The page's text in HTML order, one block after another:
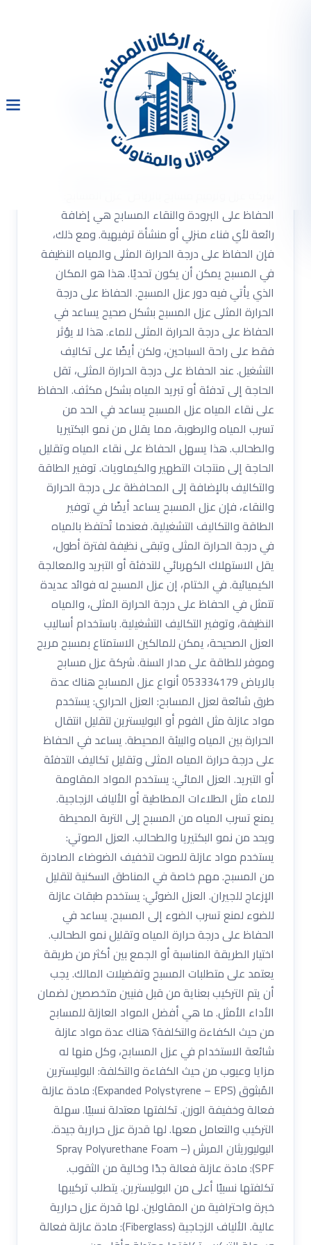
شركة عزل وترميم مسابح
بالرياض 0533334179 مع
الضمان
الحفاظ على البرودة والنقاء المسابح هي إضافة
رائعة لأي فناء منزلي أو منشأة ترفيهية. ومع ذلك،
فإن الحفاظ على درجة الحرارة المثلى والمياه النظيفة
في المسبح يمكن أن يكون تحديًا. هذا هو المكان
الذي يأتي فيه دور عزل المسبح. الحفاظ على درجة
الحرارة المثلى عزل المسبح بشكل صحيح يساعد في
الحفاظ على درجة الحرارة المثلى للماء. هذا لا يؤثر
فقط على راحة السباحين، ولكن أيضًا على تكاليف
التشغيل. عند الحفاظ على درجة الحرارة المثلى، تقل
الحاجة إلى تدفئة أو تبريد المياه بشكل مكثف. الحفاظ
على نقاء المياه عزل المسبح يساعد في الحد من
تسرب المياه والرطوبة، مما يقلل من نمو البكتيريا
والطحالب. هذا يسهل الحفاظ على نقاء المياه وتقليل
الحاجة إلى منتجات التطهير والكيماويات. توفير الطاقة
والتكاليف بالإضافة إلى المحافظة على درجة الحرارة
والنقاء، فإن عزل المسبح يساعد أيضًا في توفير
الطاقة والتكاليف التشغيلية. فعندما تُحتفظ بالمياه
في درجة الحرارة المثلى وتبقى نظيفة لفترة أطول،
يقل الاستهلاك الكهربائي للتدفئة أو التبريد والمعالجة
الكيميائية. في الختام، إن عزل المسبح له فوائد عديدة
تتمثل في الحفاظ على درجة الحرارة المثلى، والمياه
النظيفة، وتوفير التكاليف التشغيلية. باستخدام أساليب
العزل الصحيحة، يمكن للمالكين الاستمتاع بمسبح مريح
وموفر للطاقة على مدار السنة. شركة عزل مسابح
بالرياض 053334179 أنواع عزل المسابح هناك عدة
طرق شائعة لعزل المسابح: العزل الحراري: يستخدم
مواد عازلة مثل الفوم أو البوليسترين لتقليل انتقال
الحرارة بين المياه والبيئة المحيطة. يساعد في الحفاظ
على درجة حرارة المياه المثلى وتقليل تكاليف التدفئة
أو التبريد. العزل المائي: يستخدم المواد المقاومة
للماء مثل الطلاءات المطاطية أو الألياف الزجاجية.
يمنع تسرب المياه من المسبح إلى التربة المحيطة
ويحد من نمو البكتيريا والطحالب. العزل الصوتي:
يستخدم مواد عازلة للصوت لتخفيف الضوضاء الصادرة
من المسبح. مهم خاصة في المناطق السكنية لتقليل
الإزعاج للجيران. العزل الضوئي: يستخدم طبقات عازلة
للضوء لمنع تسرب الضوء إلى المسبح. يساعد في
الحفاظ على درجة حرارة المياه وتقليل نمو الطحالب.
اختيار الطريقة المناسبة أو الجمع بين أكثر من طريقة
يعتمد على متطلبات المسبح وتفضيلات المالك. يجب
أن يتم التركيب بعناية من قبل فنيين متخصصين لضمان
الأداء الأمثل. ما هي أفضل المواد العازلة للمسابح
من حيث الكفاءة والتكلفة؟ هناك عدة مواد عازلة
شائعة الاستخدام في عزل المسابح، وكل منها له
مزايا وعيوب من حيث الكفاءة والتكلفة: البوليسترين
المُبثوق (Expanded Polystyrene – EPS): مادة عازلة
فعالة وخفيفة الوزن. تكلفتها معتدلة نسبيًا. سهلة
التركيب والتعامل معها. لها قدرة عزل حرارية جيدة.
البوليوريثان المرش (Spray Polyurethane Foam –
SPF): مادة عازلة فعالة جدًا وخالية من الثقوب.
تكلفتها نسبيًا أعلى من البوليسترين. يتطلب تركيبها
خبرة واحترافية من المقاولين. لها قدرة عزل حرارية
عالية. الألياف الزجاجية (Fiberglass): مادة عازلة فعالة